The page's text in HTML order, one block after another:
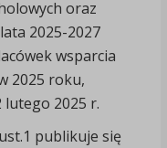
oraz
2025-2027
wsparcia
2025 roku,
2025 r.
publikuje się